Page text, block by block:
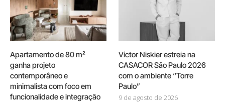
Apartamento de 80 m²
ganha projeto
contemporâneo e
minimalista com foco em
funcionalidade e integração
Victor Niskier estreia na
CASACOR São Paulo 2026
com o ambiente “Torre
Paulo”
9 de agosto de 2026